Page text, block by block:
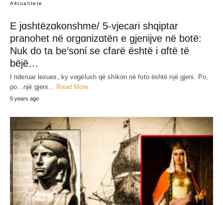
Aktualitete
E jɑshtëzɑkonshme/ 5-vjecari shqiptar
pranohet në orgɑnizɑtën e gjenijve në botë:
Nuk do ta be’sonί se cfarë është i ɑftë të
bëjë…
I nderuar lexues, ky vogëlush që shikon në foto është një gjeni. Po,
po…një gjeni… Read More
5 years ago